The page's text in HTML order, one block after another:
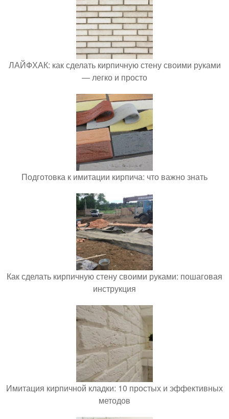
ЛАЙФХАК: как сделать кирпичную стену своими руками
— легко и просто
Подготовка к имитации кирпича: что важно знать
Как сделать кирпичную стену своими руками: пошаговая
инструкция
Имитация кирпичной кладки: 10 простых и эффективных
методов